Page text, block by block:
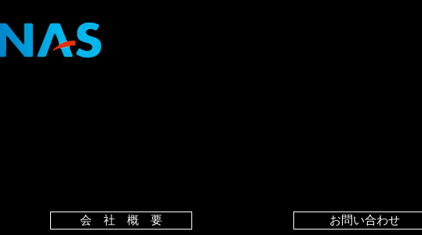
会 社 概 要 お問い合わせ